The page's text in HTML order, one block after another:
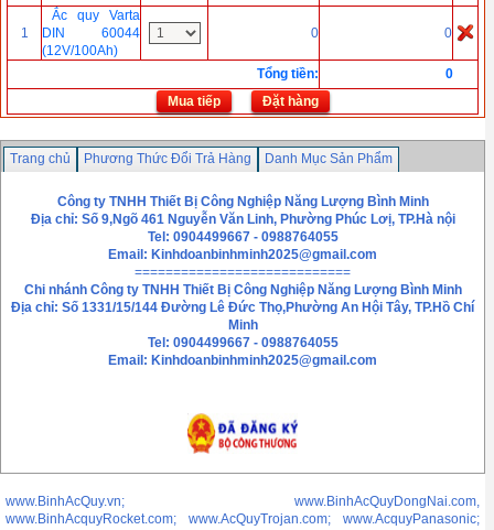
1
Ắc quy Varta
DIN 60044
(12V/100Ah)
0 0
Tổng tiền:
0
Mua tiếp
Đặt hàng
Trang chủ Phương Thức Đổi Trả Hàng
Danh Mục Sản Phẩm
Công ty TNHH Thiết Bị Công Nghiệp Năng Lượng Bình Minh
Địa chỉ: Số 9,Ngõ 461 Nguyễn Văn Linh, Phường Phúc Lơị, TP.Hà nội
Tel: 0904499667 - 0988764055
Email: Kinhdoanbinhminh2025@gmail.com
============================
Chi nhánh Công ty TNHH Thiết Bị Công Nghiệp Năng Lượng Bình Minh
Địa chỉ: Số 1331/15/144 Đường Lê Đức Thọ,Phường An Hội Tây, TP.Hồ Chí
Minh
Tel: 0904499667 - 0988764055
Email: Kinhdoanbinhminh2025@gmail.com
www.BinhAcQuy.vn; www.BinhAcQuyDongNai.com,
www.BinhAcquyRocket.com; www.AcQuyTrojan.com; www.AcquyPanasonic;